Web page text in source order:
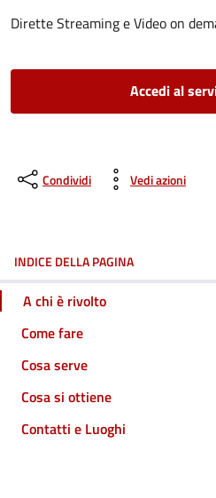
Dirette Streaming e Video on
Accedi al
Condividi Vedi azioni
INDICE DELLA PAGINA
A chi è rivolto
Come fare
Cosa serve
Cosa si ottiene
Contatti e Luoghi